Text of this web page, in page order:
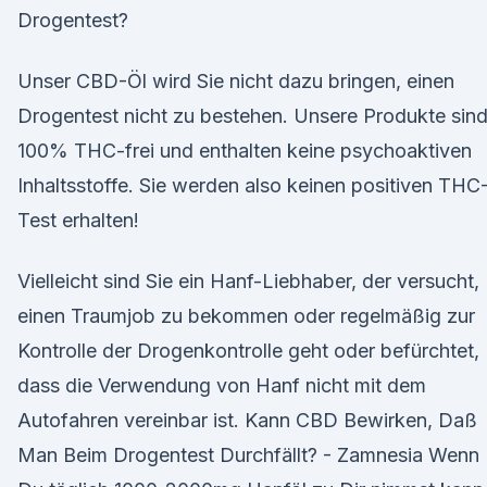
Drogentest?
Unser CBD-Öl wird Sie nicht dazu bringen, einen
Drogentest nicht zu bestehen. Unsere Produkte sind
100% THC-frei und enthalten keine psychoaktiven
Inhaltsstoffe. Sie werden also keinen positiven
Test erhalten!
Vielleicht sind Sie ein Hanf-Liebhaber, der versucht,
einen Traumjob zu bekommen oder regelmäßig zur
Kontrolle der Drogenkontrolle geht oder befürchtet,
dass die Verwendung von Hanf nicht mit dem
Autofahren vereinbar ist. Kann CBD Bewirken, Daß
Man Beim Drogentest Durchfällt? - Zamnesia Wenn